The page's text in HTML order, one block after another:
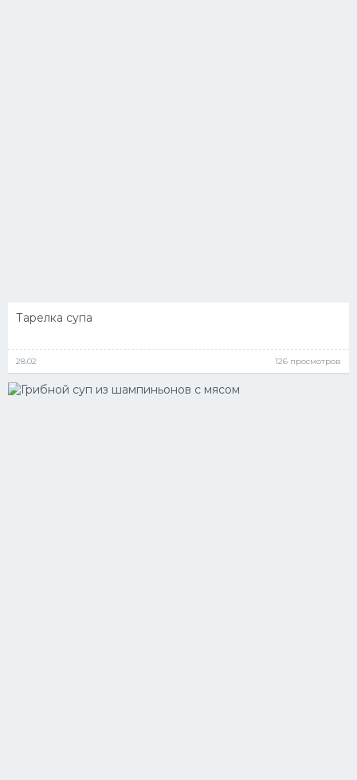
Тарелка супа
28.02 126 просмотров